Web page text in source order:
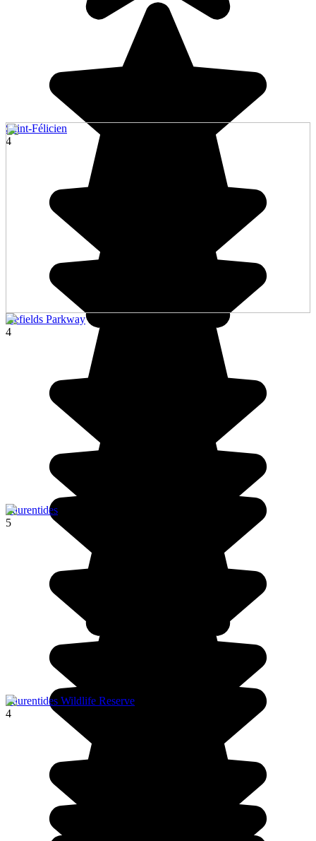
Saint-Félicien
4
Icefields Parkway
4
Laurentides
5
Laurentides Wildlife Reserve
4